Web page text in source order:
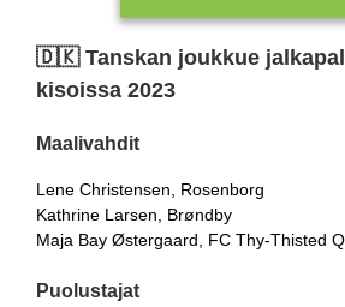
🇩🇰​ Tanskan joukkue
kisoissa 2023
Maalivahdit
Lene Christensen, Rosenborg
Kathrine Larsen, Brøndby
Maja Bay Østergaard, FC Thy-Thisted Q
Puolustajat